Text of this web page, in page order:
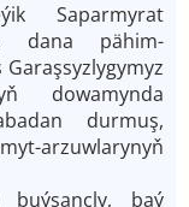
Saparmyrat
dana pähim-
dowamynda
durmuş,
arzuwlarynyň
buýsançly, baý